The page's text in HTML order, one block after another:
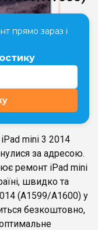
Анни Ахматової, 30
прямо зараз і
mini 3 2014
за адресою.
ремонт iPad mini
швидко та
(A1599/A1600) у
безкоштовно,